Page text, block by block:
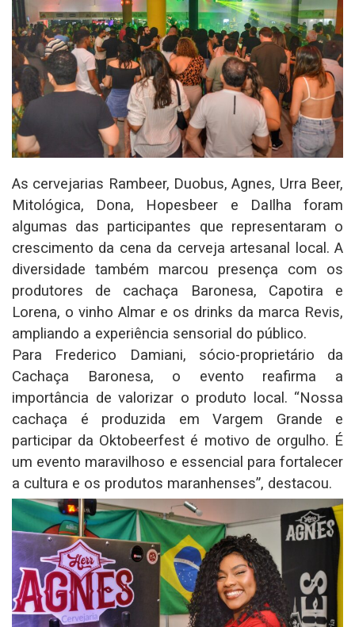
As cervejarias Rambeer, Duobus, Agnes, Urra Beer,
Mitológica, Dona, Hopesbeer e DaIlha foram
algumas das participantes que representaram o
crescimento da cena da cerveja artesanal local. A
diversidade também marcou presença com os
produtores de cachaça Baronesa, Capotira e
Lorena, o vinho Almar e os drinks da marca Revis,
ampliando a experiência sensorial do público.
Para Frederico Damiani, sócio-proprietário da
Cachaça Baronesa, o evento reafirma a
importância de valorizar o produto local. “Nossa
cachaça é produzida em Vargem Grande e
participar da Oktobeerfest é motivo de orgulho. É
um evento maravilhoso e essencial para fortalecer
a cultura e os produtos maranhenses”, destacou.